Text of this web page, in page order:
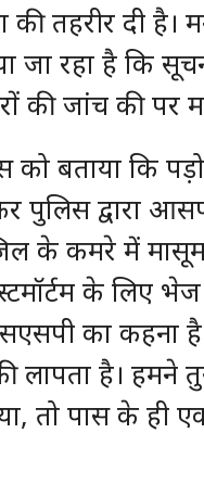
तहरीर दी है।
जा रहा है कि
की जांच की
को बताया कि
पुलिस द्वारा
के कमरे में
के लिए
का कहना
लापता है। हमने
तो पास के ही